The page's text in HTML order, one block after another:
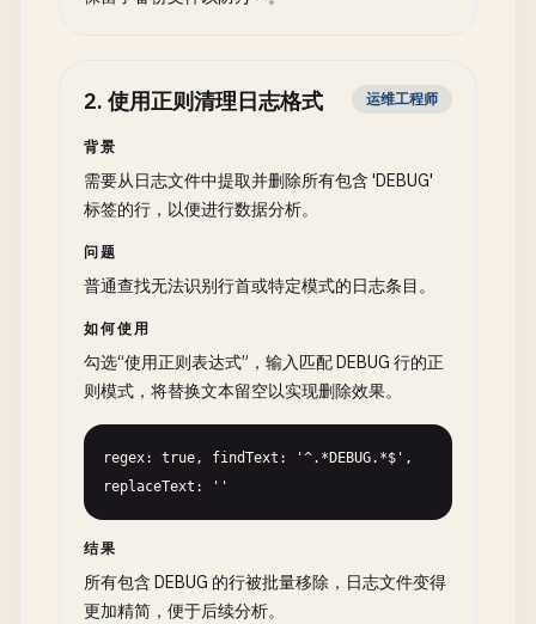
2. 使用正则清理日志格式 运维工程师
背景
需要从日志文件中提取并删除所有包含 'DEBUG'
标签的行，以便进行数据分析。
问题
普通查找无法识别行首或特定模式的日志条目。
如何使用
勾选“使用正则表达式”，输入匹配 DEBUG 行的正
则模式，将替换文本留空以实现删除效果。
regex: true, findText: '^.*DEBUG.*$',
replaceText: ''
结果
所有包含 DEBUG 的行被批量移除，日志文件变得
更加精简，便于后续分析。